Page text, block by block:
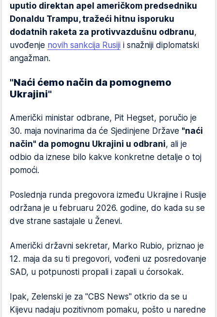
uputio direktan apel američkom predsedniku
Donaldu Trampu, tražeći hitnu isporuku
dodatnih raketa za protivvazdušnu odbranu,
uvođenje novih sankcija Rusiji i snažniji diplomatski
angažman.
"Naći ćemo način da pomognemo
Ukrajini"
Američki ministar odbrane, Pit Hegset, poručio je
30. maja novinarima da će Sjedinjene Države "naći
način" da pomognu Ukrajini u odbrani, ali je
odbio da iznese bilo kakve konkretne detalje o toj
pomoći.
Poslednja runda pregovora između Ukrajine i Rusije
održana je u februaru 2026. godine, do kada su se
dve strane sastajale u Ženevi.
Američki državni sekretar, Marko Rubio, priznao je
12. maja da su ti pregovori, vođeni uz posredovanje
SAD, u potpunosti propali i zapali u ćorsokak.
Ipak, Zelenski je za "CBS News" otkrio da se u
Kijevu nadaju pozitivnom pomaku, pošto u naredne